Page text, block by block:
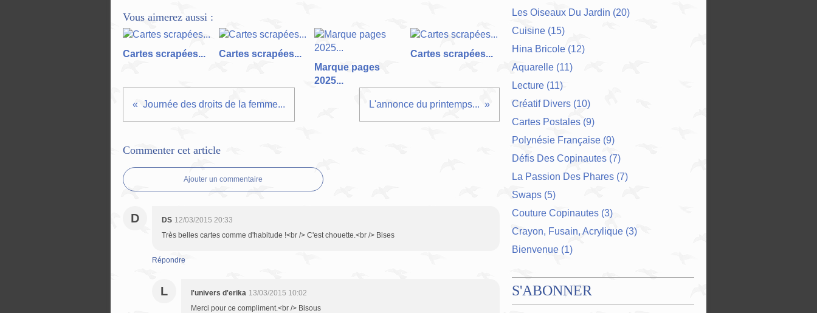
Vous aimerez aussi :
Cartes scrapées...
Cartes scrapées...
Marque pages
2025...
Cartes scrapées...
Journée des droits de la femme... L'annonce du printemps...
Commenter cet article
Ajouter un commentaire
D DS 12/03/2015 20:33
Très belles cartes comme d'habitude !<br /> C'est chouette.<br /> Bises
Répondre
L l'univers d'erika 13/03/2015 10:02
Merci pour ce compliment.<br /> Bisous
Les Oiseaux Du Jardin (20)
Cuisine (15)
Hina Bricole (12)
Aquarelle (11)
Lecture (11)
Créatif Divers (10)
Cartes Postales (9)
Polynésie Française (9)
Défis Des Copinautes (7)
La Passion Des Phares (7)
Swaps (5)
Couture Copinautes (3)
Crayon, Fusain, Acrylique (3)
Bienvenue (1)
S'ABONNER